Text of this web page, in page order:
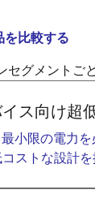
を比較する
セグメントご
ス向け超
小限の電力
ストな設計を